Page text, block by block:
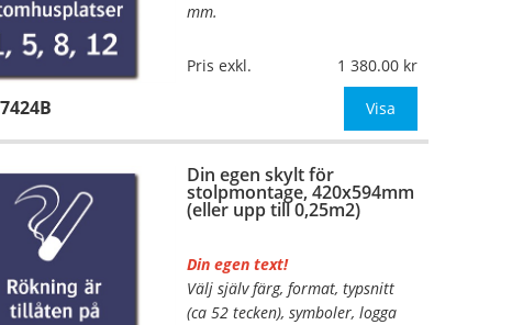
7424B
mm.
Material:
Kantvikt aluminium,
297x420mm (eller annat
Be om offert vid an
Pris exkl. 1 380.00
Visa
Din egen skylt för
stolpmontage, 420x594mm
(eller upp till 0,25m2)
Din egen text!
Välj själv färg, format, typsnitt
(ca 52 tecken), symboler, logga